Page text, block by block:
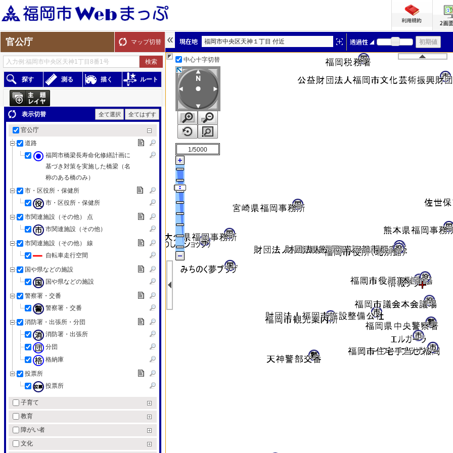
官公庁 マップ切替
探す 測る 描く ルート
表示切替 全て選択 全てはずす
官公庁
道路
福岡市橋梁長寿命化修繕計画に
基づき対策を実施した橋梁（名
称のある橋のみ）
市・区役所・保健所
市・区役所・保健所
市関連施設（その他） 点
市関連施設（その他）
市関連施設（その他） 線
自転車走行空間
国や県などの施設
国や県などの施設
警察署・交番
警察署・交番
消防署・出張所・分団
消防署・出張所
分団
格納庫
投票所
投票所
子育て
教育
障がい者
文化
福岡市中央区天神１丁目 付近
中心十字切替
1/5000